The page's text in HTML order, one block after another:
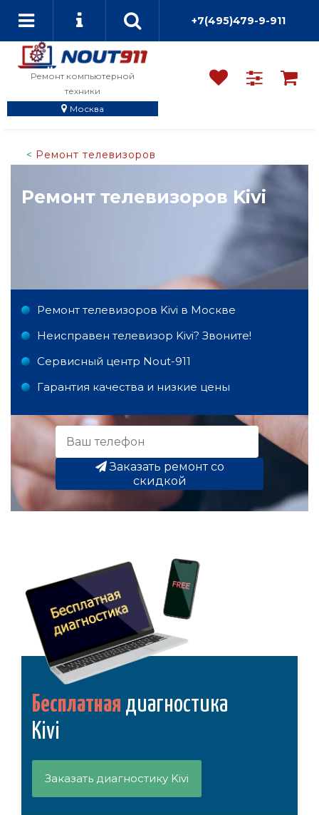
+7(495)479-9-911
Ремонт компьютерной
техники
Москва
Ремонт телевизоров
Ремонт телевизоров Kivi
Ремонт телевизоров Kivi в Москве
Неисправен телевизор Kivi? Звоните!
Сервисный центр Nout-911
Гарантия качества и низкие цены
Заказать ремонт со
скидкой
Бесплатная диагностика
Kivi
Заказать диагностику Kivi